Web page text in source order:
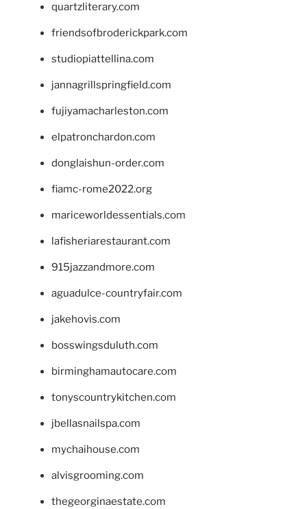
quartzliterary.com
friendsofbroderickpark.com
studiopiattellina.com
jannagrillspringfield.com
fujiyamacharleston.com
elpatronchardon.com
donglaishun-order.com
fiamc-rome2022.org
mariceworldessentials.com
lafisheriarestaurant.com
915jazzandmore.com
aguadulce-countryfair.com
jakehovis.com
bosswingsduluth.com
birminghamautocare.com
tonyscountrykitchen.com
jbellasnailspa.com
mychaihouse.com
alvisgrooming.com
thegeorginaestate.com